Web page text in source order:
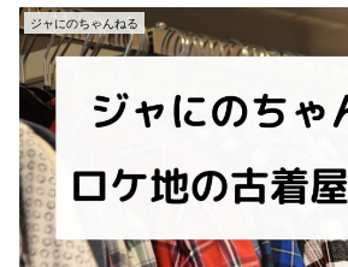
ジャにのちゃんねる